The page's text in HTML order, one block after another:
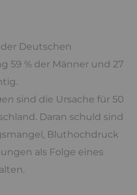
Deutschen
59 % der Männer und 27
sind die Ursache für 50
Daran schuld sind
Bluthochdruck
als Folge eines